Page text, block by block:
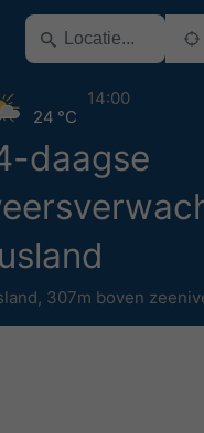
daagse
, 307m boven
24 °C
14:00